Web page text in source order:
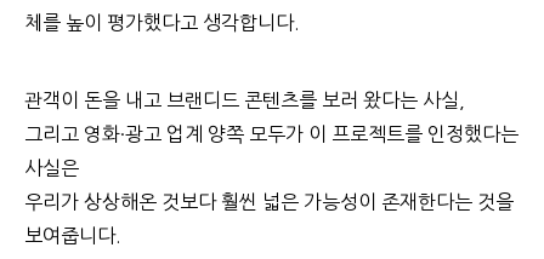
체를 높이 평가했다고 생각합니다.
관객이 돈을 내고 브랜디드 콘텐츠를 보러 왔다는 사실,
그리고 영화·광고 업계 양쪽 모두가 이 프로젝트를 인정했다는
사실은
우리가 상상해온 것보다 훨씬 넓은 가능성이 존재한다는 것을
보여줍니다.